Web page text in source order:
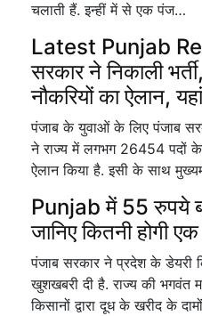
चलाती हैं. इन्हीं में से एक पंज…
Latest Punjab
सरकार ने निकाली
नौकरियों का ऐलान, यहां
पंजाब के युवाओं के लिए पंजाब
ने राज्य में लगभग 26454 पदों के
ऐलान किया है. इसी के साथ
Punjab में 55 रुपये
जानिए कितनी होगी
पंजाब सरकार ने प्रदेश के डेयरी
खुशखबरी दी है. राज्य की भगवंत
किसानों द्वारा दूध के खरीद के